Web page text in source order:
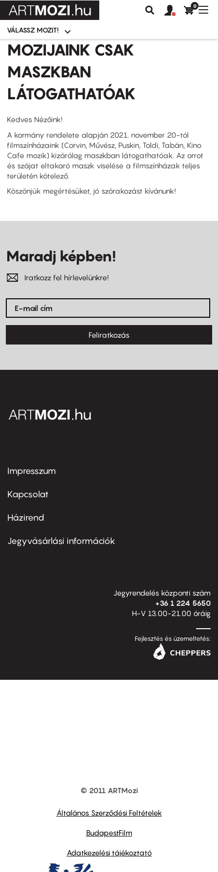
Ugrás
tartalomra
Moziválasztó
menü
VÁLASSZ MOZIT!
Keresés
Felhasználói
fiók
0
MOZIJAINK CSAK
MASZKBAN
LÁTOGATHATÓAK
Kedves Nézőink!
A kormány rendelete alapján 2021. november 20-tól
filmszínházaink (Corvin, Művész, Puskin, Toldi, Tabán, Kino
Cafe mozik) kizárólag maszkban látogathatóak. Az orrot
és szájat eltakaró maszk viselése a filmszínházak teljes
területén kötelező.
Köszönjük megértésüket, jó szórakozást kívánunk!
Maradj képben!
Iratkozz fel hírlevelünkre!
Feliratkozás
Footer
first
Impresszum
Kapcsolat
Footer
second
Házirend
Jegyvásárlási információk
Jegyrendelés központi szám
+36 1 224 5650
H-V 13.00-21.00 óráig
Fejlesztés és üzemeltetés:
© 2011 ARTMozi
Általános Szerződési Feltételek
BudapestFilm
Adatkezelési tájékoztató